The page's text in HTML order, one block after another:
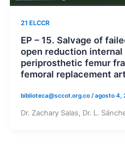
21 ELCCR
EP – 15. Salvage of
open reduction
periprosthetic femur
femoral replacement
biblioteca@sccot.org.co /agosto 4,
Dr. Zachary Salas, Dr. L.